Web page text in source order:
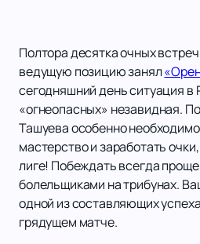
Полтора десятка очных
ведущую позицию занял
сегодняшний день ситуация в
«огнеопасных» незавидная.
Ташуева особенно
мастерство и заработать
лиге! Побеждать всегда
болельщиками на трибунах.
одной из составляющих
грядущем матче.